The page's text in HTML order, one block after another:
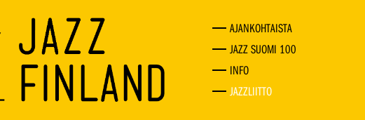
AJANKOHTAISTA
JAZZ SUOMI 100
INFO
JAZZLIITTO